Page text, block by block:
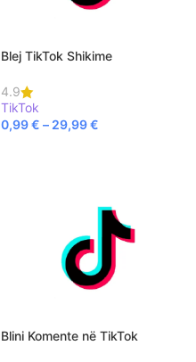
Blej TikTok Shikime
4.9
TikTok
0,99€ – 29,99€
Blini Komente në TikTok